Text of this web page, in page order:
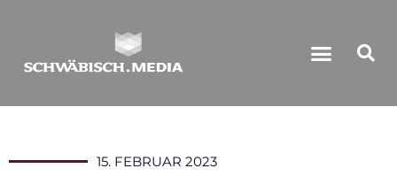
15. FEBRUAR 2023